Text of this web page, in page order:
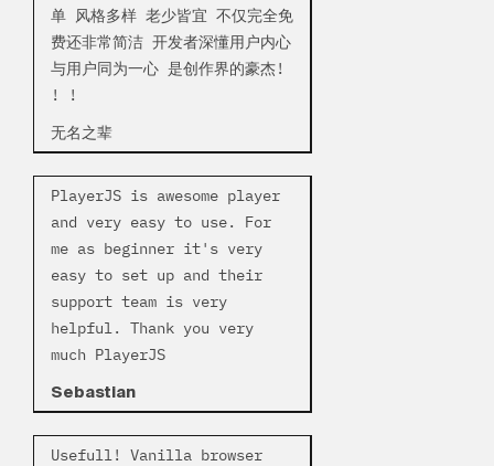
单 风格多样 老少皆宜 不仅完全免
费还非常简洁 开发者深懂用户内心
与用户同为一心 是创作界的豪杰!
! !
无名之辈
PlayerJS is awesome player
and very easy to use. For
me as beginner it's very
easy to set up and their
support team is very
helpful. Thank you very
much PlayerJS
Sebastian
Usefull! Vanilla browser